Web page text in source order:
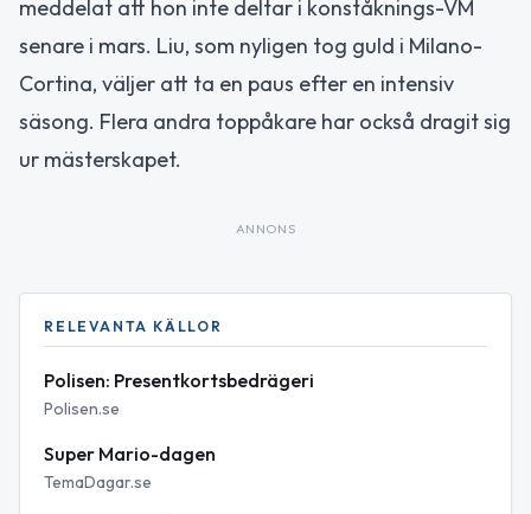
meddelat att hon inte deltar i konståknings-VM
senare i mars. Liu, som nyligen tog guld i Milano-
Cortina, väljer att ta en paus efter en intensiv
säsong. Flera andra toppåkare har också dragit sig
ur mästerskapet.
ANNONS
RELEVANTA KÄLLOR
Polisen: Presentkortsbedrägeri
Polisen.se
Super Mario-dagen
TemaDagar.se